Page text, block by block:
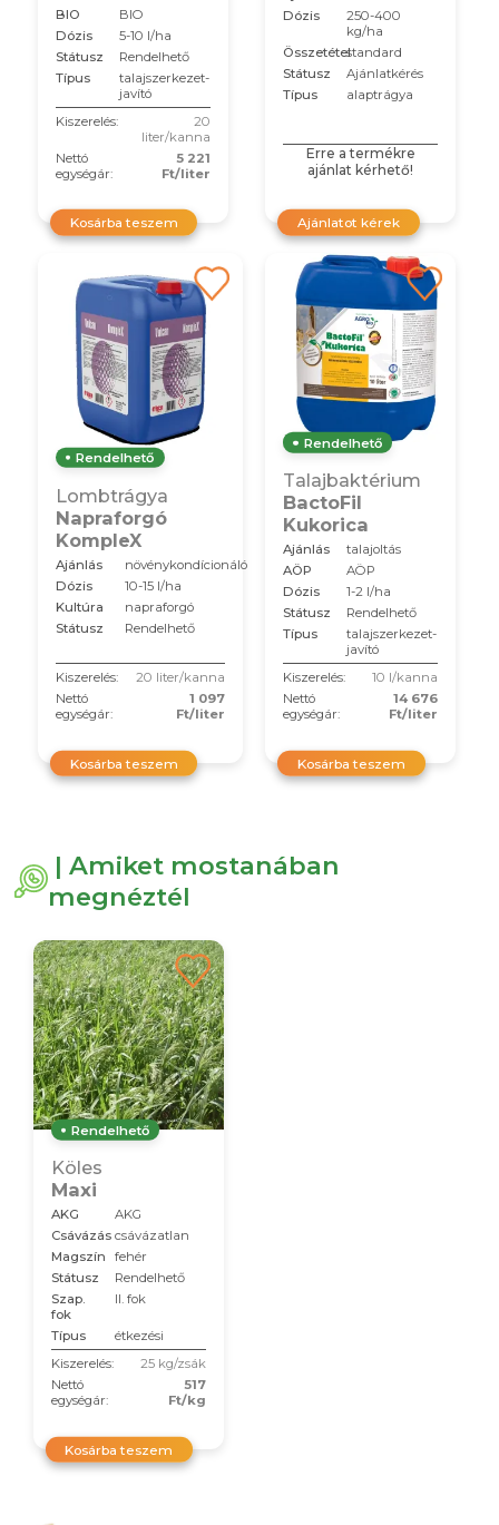
BIO
BIO
Dózis
5-10 l/ha
Státusz
Rendelhető
Típus
talajszerkezet-
javító
Kiszerelés:
20
liter/kanna
Nettó
egységár:
5 221
Ft/liter
Kosárba teszem
Dózis
250-400
kg/ha
Összetételstandard
Státusz
Ajánlatkérés
Típus
alaptrágya
Erre a termékre
ajánlat kérhető!
Ajánlatot kérek
Rendelhető
Lombtrágya
Napraforgó
KompleX
Ajánlás
növénykondícionáló
Dózis
10-15 l/ha
Kultúra
napraforgó
Státusz
Rendelhető
Kiszerelés:
20 liter/kanna
Nettó
egységár:
1 097
Ft/liter
Kosárba teszem
Rendelhető
Talajbaktérium
BactoFil
Kukorica
Ajánlás
talajoltás
AÖP
AÖP
Dózis
1-2 l/ha
Státusz
Rendelhető
Típus
talajszerkezet-
javító
Kiszerelés:
10 l/kanna
Nettó
egységár:
14 676
Ft/liter
Kosárba teszem
| Amiket mostanában
megnéztél
Rendelhető
Köles
Maxi
AKG
AKG
Csávázás csávázatlan
Magszín
fehér
Státusz
Rendelhető
Szap.
fok
II. fok
Típus
étkezési
Kiszerelés:
25 kg/zsák
Nettó
egységár:
517
Ft/kg
Kosárba teszem